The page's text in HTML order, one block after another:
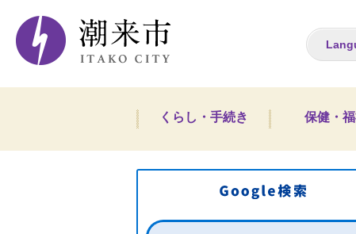
潮来市ホームペー
くらし・手続き 保健・